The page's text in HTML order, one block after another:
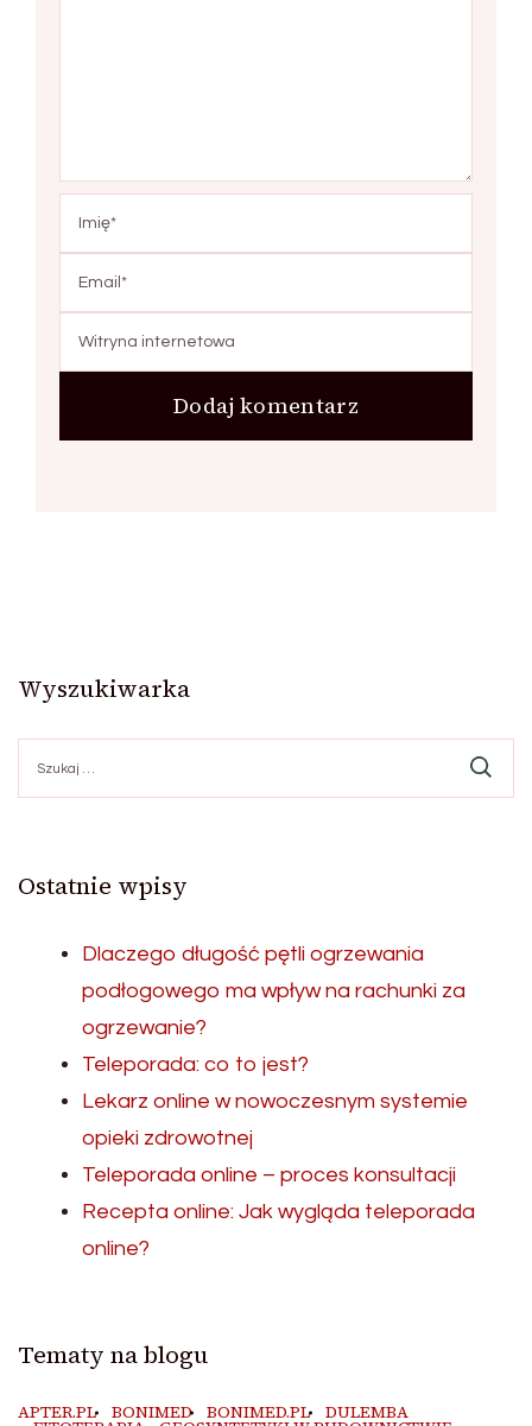
Wyszukiwarka
Ostatnie wpisy
Dlaczego długość pętli ogrzewania
podłogowego ma wpływ na rachunki za
ogrzewanie?
Teleporada: co to jest?
Lekarz online w nowoczesnym systemie
opieki zdrowotnej
Teleporada online – proces konsultacji
Recepta online: Jak wygląda teleporada
online?
Tematy na blogu
APTER.PL BONIMED BONIMED.PL DULEMBA